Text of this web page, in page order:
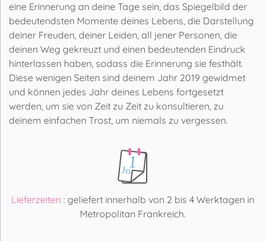
eine Erinnerung an deine Tage sein, das Spiegelbild der
bedeutendsten Momente deines Lebens, die Darstellung
deiner Freuden, deiner Leiden, all jener Personen, die
deinen Weg gekreuzt und einen bedeutenden Eindruck
hinterlassen haben, sodass die Erinnerung sie festhält.
Diese wenigen Seiten sind deinem Jahr 2019 gewidmet
und können jedes Jahr deines Lebens fortgesetzt
werden, um sie von Zeit zu Zeit zu konsultieren, zu
deinem einfachen Trost, um niemals zu vergessen.
Lieferzeiten : geliefert innerhalb von 2 bis 4 Werktagen in
Metropolitan Frankreich.